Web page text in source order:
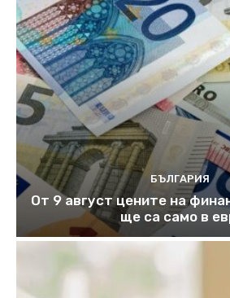
БЪЛГАРИЯ
От 9 август цените на
ще са само в